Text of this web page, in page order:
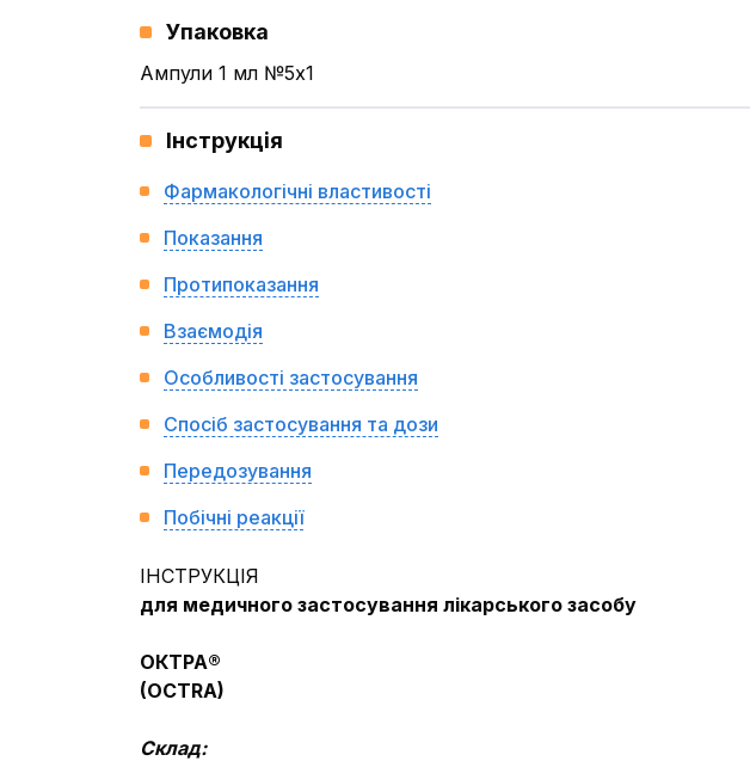
Упаковка
Ампули 1 мл №5x1
Інструкція
Фармакологічні властивості
Показання
Протипоказання
Взаємодія
Особливості застосування
Спосіб застосування та дози
Передозування
Побічні реакції
ІНСТРУКЦІЯ
для медичного застосування лікарського засобу
ОКТРА®
(OCTRA)
Склад: